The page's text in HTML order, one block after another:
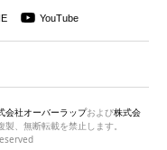
YouTube
会社オーバーラップおよび株式会
製、無断転載を禁止します。